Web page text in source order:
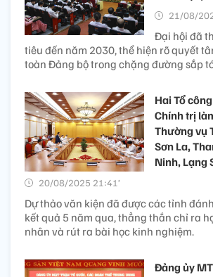
21/08/
Đại hội đã
tiêu đến năm 2030, thể hiện rõ quyết
toàn Đảng bộ trong chặng đường sắp
Hai Tổ
Chính trị
Thường vụ
Sơn La,
Ninh, Lạng
20/08/2025 21:41’
Dự thảo văn kiện đã được các tỉnh
kết quả 5 năm qua, thẳng thắn chỉ ra
nhân và rút ra bài học kinh nghiệm.
Đảng ủy